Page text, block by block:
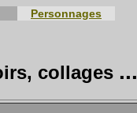
Personnages
collages ...